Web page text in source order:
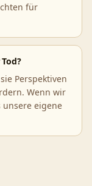
für
Perspektiven
Wenn wir
eigene